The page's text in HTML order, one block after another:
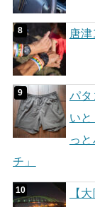
唐
パ
い
っ
チ」
【